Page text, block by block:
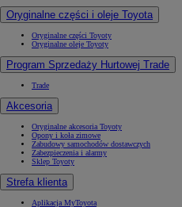
Oryginalne części i oleje Toyota
Oryginalne części Toyoty
Oryginalne oleje Toyoty
Program Sprzedaży Hurtowej Trade
Trade
Akcesoria
Oryginalne akcesoria Toyoty
Opony i koła zimowe
Zabudowy samochodów dostawczych
Zabezpieczenia i alarmy
Sklep Toyoty
Strefa klienta
Aplikacja MyToyota